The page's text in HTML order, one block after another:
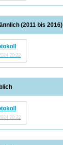
(2011 bis 2016)
20:22
20:22